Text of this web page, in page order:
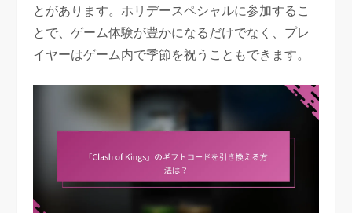
とがあります。ホリデースペシャルに参加するこ
とで、ゲーム体験が豊かになるだけでなく、プレ
イヤーはゲーム内で季節を祝うこともできます。